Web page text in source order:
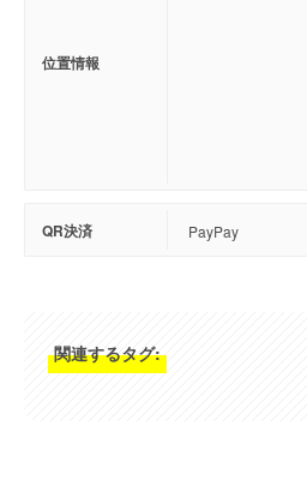
位置情報
QR決済 PayPay
関連するタグ: